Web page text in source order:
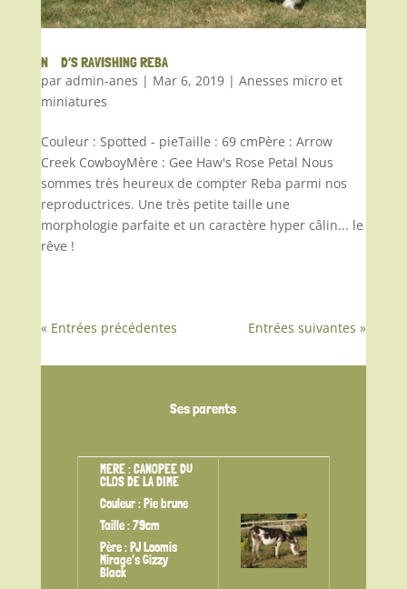
N§D’S RAVISHING REBA
par admin-anes | Mar 6, 2019| Anesses micro et
miniatures
Couleur : Spotted - pieTaille : 69 cmPère : Arrow
Creek CowboyMère : Gee Haw's Rose Petal Nous
sommes très heureux de compter Reba parmi nos
reproductrices. Une très petite taille une
morphologie parfaite et un caractère hyper câlin... le
rêve !
« Entrées précédentes Entrées suivantes »
Ses parents
MERE : CANOPEE DU
CLOS DE LA DIME
Couleur : Pie brune
Taille : 79cm
Père : PJ Loomis
Mirage’s Gizzy
Black